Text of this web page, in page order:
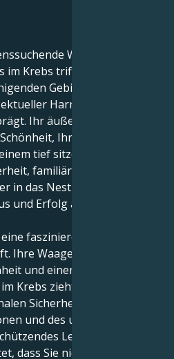
Waage-Sonne
Krebs trifft, einem
Gebiet, sind Ihre
Harmonie und
Ihr äußeres Selbst
Ihre innere
tief sitzenden Bedürfnis
familiärer Zuwendung
in das Nest mit all seinen
und Erfolg aufgenommen
faszinierende und
Ihre Waage-Sonne sehnt
und einem perfekten
Krebs zieht Sie in ein
Sicherheit, der
und des unendlichen
Leben aufbauen
dass Sie nicht nur die